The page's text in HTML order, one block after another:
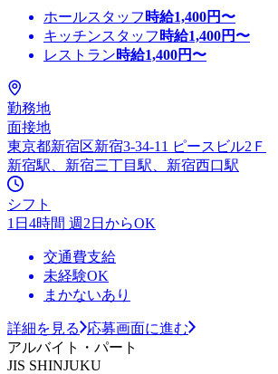
ホールスタッフ 時給1,400円〜
キッチンスタッフ 時給1,400円〜
レストラン時給1,400円〜
勤務地
面接地
東京都新宿区新宿3-34-11 ピースビル2Ｆ
新宿駅、新宿三丁目駅、新宿西口駅
シフト
1日4時間 週2日からOK
交通費支給
未経験OK
まかないあり
詳細を見る
応募画面に進む
アルバイト・パート
JIS SHINJUKU